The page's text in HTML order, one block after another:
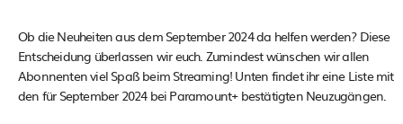
Ob die Neuheiten aus dem September 2024 da helfen werden? Diese
Entscheidung überlassen wir euch. Zumindest wünschen wir allen
Abonnenten viel Spaß beim Streaming! Unten findet ihr eine Liste mit
den für September 2024 bei Paramount+ bestätigten Neuzugängen.